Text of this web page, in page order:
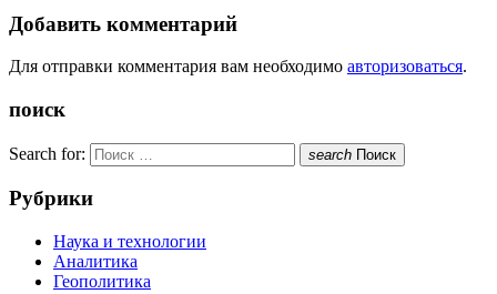
Добавить комментарий
Для отправки комментария вам необходимо авторизоваться.
поиск
Search for: search Поиск
Рубрики
Наука и технологии
Аналитика
Геополитика